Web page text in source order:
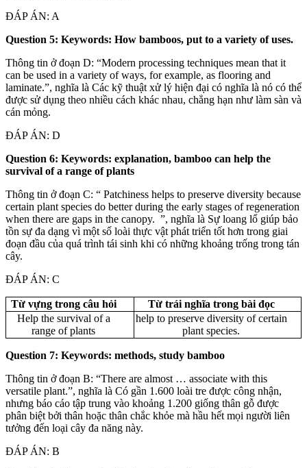
ĐÁP ÁN: A
Question 5: Keywords: How bamboos, put to a variety of uses.
Thông tin ở đoạn D: “Modern processing techniques mean that it
can be used in a variety of ways, for example, as flooring and
laminate.”, nghĩa là Các kỹ thuật xử lý hiện đại có nghĩa là nó có thể
được sử dụng theo nhiều cách khác nhau, chẳng hạn như làm sàn và
cán mỏng.
ĐÁP ÁN: D
Question 6: Keywords: explanation, bamboo can help the
survival of a range of plants
Thông tin ở đoạn C: “ Patchiness helps to preserve diversity because
certain plant species do better during the early stages of regeneration
when there are gaps in the canopy. ”, nghĩa là Sự loang lổ giúp bảo
tồn sự đa dạng vì một số loài thực vật phát triển tốt hơn trong giai
đoạn đầu của quá trình tái sinh khi có những khoảng trống trong tán
cây.
ĐÁP ÁN: C
Từ vựng trong câu hỏi
Từ trái nghĩa trong bài đọc
Help the survival of a
range of plants
help to preserve diversity of certain
plant species.
Question 7: Keywords: methods, study bamboo
Thông tin ở đoạn B: “There are almost … associate with this
versatile plant.”, nghĩa là Có gần 1.600 loài tre được công nhận,
nhưng báo cáo tập trung vào khoảng 1.200 giống thân gỗ được
phân biệt bởi thân hoặc thân chắc khỏe mà hầu hết mọi người liên
tưởng đến loại cây đa năng này.
ĐÁP ÁN: B